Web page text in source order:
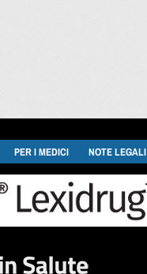
PER I MEDICI NOTE LEGALI